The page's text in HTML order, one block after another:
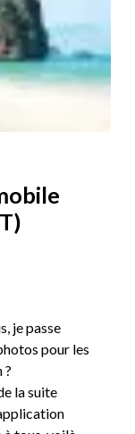
je passe
pour les
?
la suite